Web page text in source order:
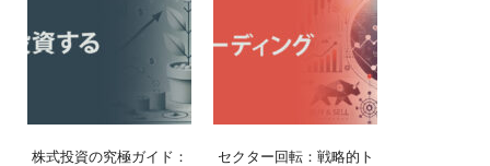
株式投資の究極ガイド：
セクター回転：戦略的ト